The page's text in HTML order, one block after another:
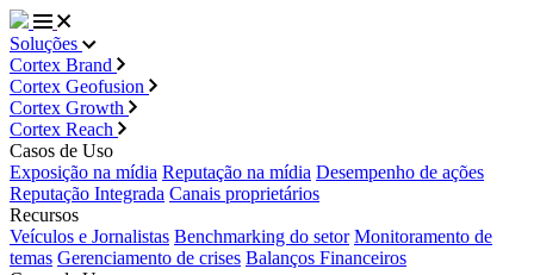
Soluções
Cortex Brand
Cortex Geofusion
Cortex Growth
Cortex Reach
Casos de Uso
Exposição na mídia Reputação na mídia Desempenho de ações
Reputação Integrada Canais proprietários
Recursos
Veículos e Jornalistas Benchmarking do setor Monitoramento de
temas Gerenciamento de crises Balanços Financeiros